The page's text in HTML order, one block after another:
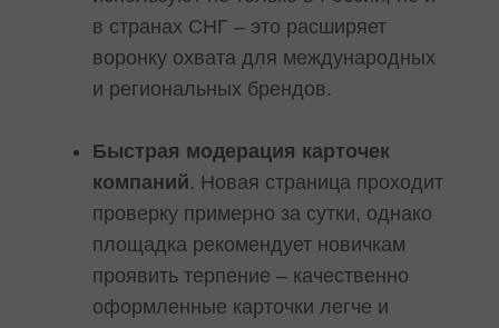
в странах СНГ – это расширяет
воронку охвата для международных
и региональных брендов.
Быстрая модерация карточек
компаний. Новая страница проходит
проверку примерно за сутки, однако
площадка рекомендует новичкам
проявить терпение – качественно
оформленные карточки легче и